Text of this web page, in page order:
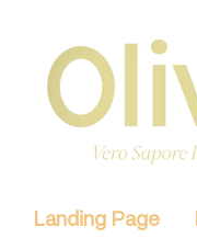
Landing Page